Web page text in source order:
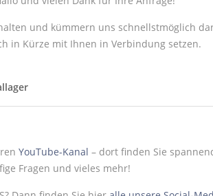
und kümmern uns schnellstmöglich
in Kürze mit Ihnen in Verbindung setzen.
YouTube-Kanal – dort finden Sie
Fragen und vieles mehr!